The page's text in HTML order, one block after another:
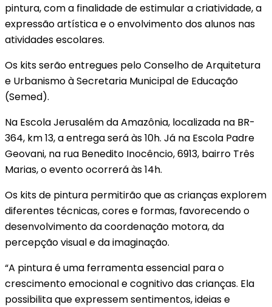
pintura, com a finalidade de estimular a criatividade, a
expressão artística e o envolvimento dos alunos nas
atividades escolares.
Os kits serão entregues pelo Conselho de Arquitetura
e Urbanismo à Secretaria Municipal de Educação
(Semed).
Na Escola Jerusalém da Amazônia, localizada na BR-
364, km 13, a entrega será às 10h. Já na Escola Padre
Geovani, na rua Benedito Inocêncio, 6913, bairro Três
Marias, o evento ocorrerá às 14h.
Os kits de pintura permitirão que as crianças explorem
diferentes técnicas, cores e formas, favorecendo o
desenvolvimento da coordenação motora, da
percepção visual e da imaginação.
“A pintura é uma ferramenta essencial para o
crescimento emocional e cognitivo das crianças. Ela
possibilita que expressem sentimentos, ideias e